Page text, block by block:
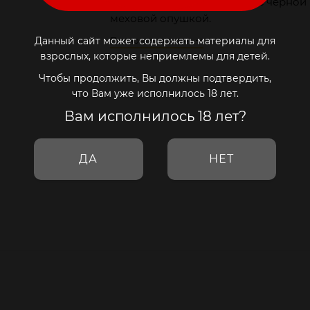
Данный сайт может содержать материалы для
взрослых, которые неприемлемы для детей.
Чтобы продолжить, Вы должны подтвердить,
что Вам уже исполнилось 18 лет.
Вам исполнилось 18 лет?
ДА НЕТ
меховой опушкой.
Полное описание